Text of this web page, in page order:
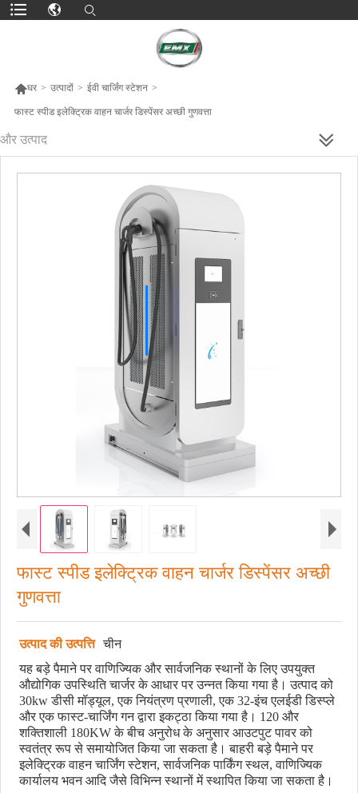
घर > उत्पादों > ईवी चार्जिंग स्टेशन >
फास्ट स्पीड इलेक्ट्रिक वाहन चार्जर डिस्पेंसर अच्छी गुणवत्ता
और उत्पाद
फास्ट स्पीड इलेक्ट्रिक वाहन चार्जर डिस्पेंसर अच्छी
गुणवत्ता
उत्पाद की उत्पत्ति चीन
यह बड़े पैमाने पर वाणिज्यिक और सार्वजनिक स्थानों के लिए उपयुक्त
औद्योगिक उपस्थिति चार्जर के आधार पर उन्नत किया गया है। उत्पाद को
30kw डीसी मॉड्यूल, एक नियंत्रण प्रणाली, एक 32-इंच एलईडी डिस्प्ले
और एक फास्ट-चार्जिंग गन द्वारा इकट्ठा किया गया है। 120 और
शक्तिशाली 180KW के बीच अनुरोध के अनुसार आउटपुट पावर को
स्वतंत्र रूप से समायोजित किया जा सकता है। बाहरी बड़े पैमाने पर
इलेक्ट्रिक वाहन चार्जिंग स्टेशन, सार्वजनिक पार्किंग स्थल, वाणिज्यिक
कार्यालय भवन आदि जैसे विभिन्न स्थानों में स्थापित किया जा सकता है।